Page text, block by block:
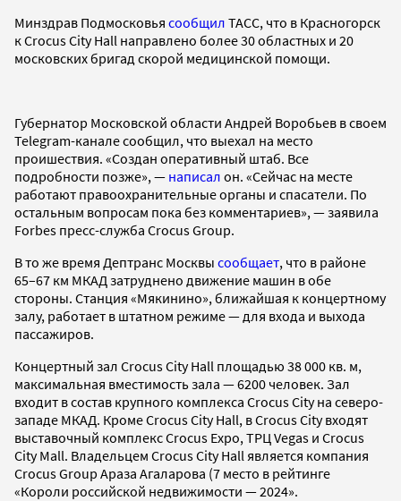
Минздрав Подмосковья сообщил ТАСС, что в Красногорск
к Crocus City Hall направлено более 30 областных и 20
московских бригад скорой медицинской помощи.
Губернатор Московской области Андрей Воробьев в своем
Telegram-канале сообщил, что выехал на место
проишествия. «Создан оперативный штаб. Все
подробности позже», — написал он. «Сейчас на месте
работают правоохранительные органы и спасатели. По
остальным вопросам пока без комментариев», — заявила
Forbes пресс-служба Crocus Group.
В то же время Дептранс Москвы сообщает, что в районе
65–67 км МКАД затруднено движение машин в обе
стороны. Станция «Мякинино», ближайшая к концертному
залу, работает в штатном режиме — для входа и выхода
пассажиров.
Концертный зал Crocus City Hall площадью 38 000 кв. м,
максимальная вместимость зала — 6200 человек. Зал
входит в состав крупного комплекса Crocus City на северо-
западе МКАД. Кроме Crocus City Hall, в Crocus City входят
выставочный комплекс Crocus Expo, ТРЦ Vegas и Crocus
City Mall. Владельцем Crocus City Hall является компания
Crocus Group Араза Агаларова (7 место в рейтинге
«Короли российской недвижимости — 2024».